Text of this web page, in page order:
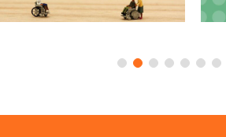
1 2 3 4 5 6 7